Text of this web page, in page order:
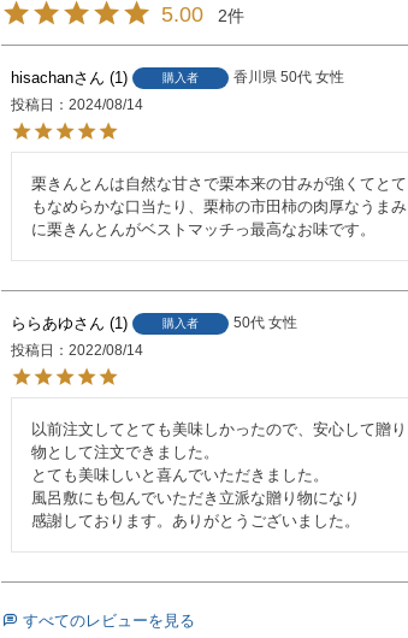
5.00 2
hisachan 1 購入者 香川県 50代 女性
投稿日
2024/08/14
栗きんとんは自然な甘さで栗本来の甘みが強くてとて
もなめらかな口当たり、栗柿の市田柿の肉厚なうまみ
に栗きんとんがベストマッチっ最高なお味です。
ららあゆ 1 購入者 50代 女性
投稿日
2022/08/14
以前注文してとても美味しかったので、安心して贈り
物として注文できました。
とても美味しいと喜んでいただきました。
風呂敷にも包んでいただき立派な贈り物になり
感謝しております。ありがとうございました。
すべてのレビューを見る